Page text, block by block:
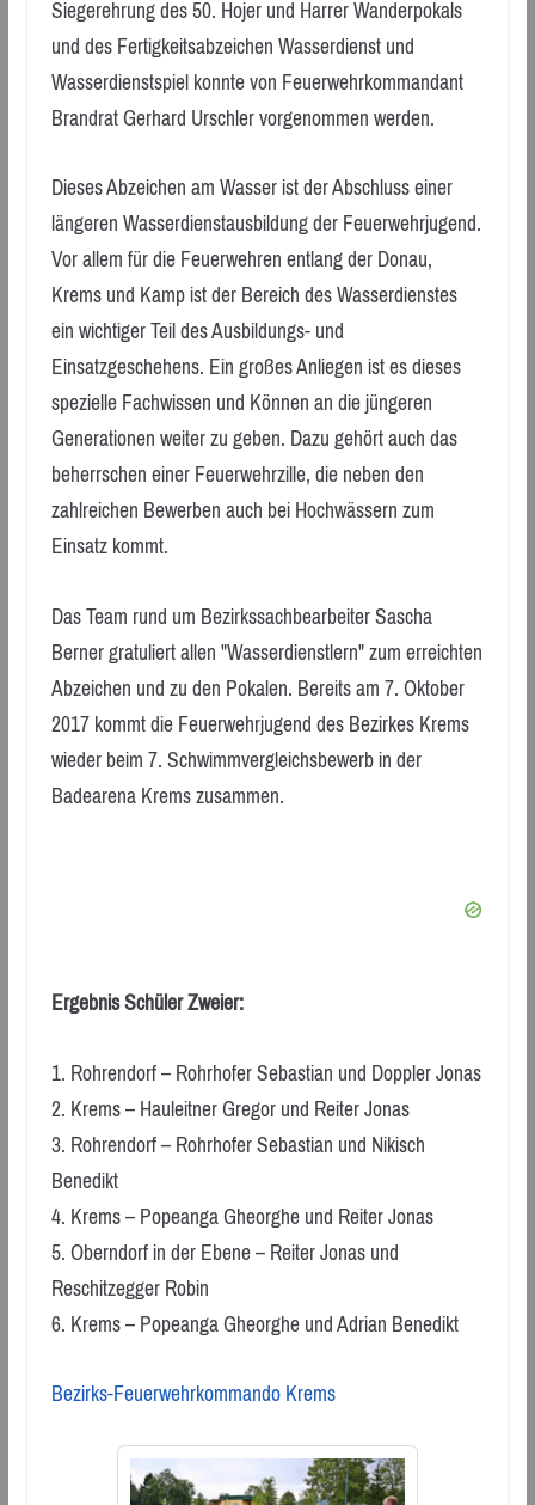
Siegerehrung des 50. Hojer und Harrer Wanderpokals
und des Fertigkeitsabzeichen Wasserdienst und
Wasserdienstspiel konnte von Feuerwehrkommandant
Brandrat Gerhard Urschler vorgenommen werden.
Dieses Abzeichen am Wasser ist der Abschluss einer
längeren Wasserdienstausbildung der Feuerwehrjugend.
Vor allem für die Feuerwehren entlang der Donau,
Krems und Kamp ist der Bereich des Wasserdienstes
ein wichtiger Teil des Ausbildungs- und
Einsatzgeschehens. Ein großes Anliegen ist es dieses
spezielle Fachwissen und Können an die jüngeren
Generationen weiter zu geben. Dazu gehört auch das
beherrschen einer Feuerwehrzille, die neben den
zahlreichen Bewerben auch bei Hochwässern zum
Einsatz kommt.
Das Team rund um Bezirkssachbearbeiter Sascha
Berner gratuliert allen "Wasserdienstlern" zum erreichten
Abzeichen und zu den Pokalen. Bereits am 7. Oktober
2017 kommt die Feuerwehrjugend des Bezirkes Krems
wieder beim 7. Schwimmvergleichsbewerb in der
Badearena Krems zusammen.
Ergebnis Schüler Zweier:
1. Rohrendorf – Rohrhofer Sebastian und Doppler Jonas
2. Krems – Hauleitner Gregor und Reiter Jonas
3. Rohrendorf – Rohrhofer Sebastian und Nikisch
Benedikt
4. Krems – Popeanga Gheorghe und Reiter Jonas
5. Oberndorf in der Ebene – Reiter Jonas und
Reschitzegger Robin
6. Krems – Popeanga Gheorghe und Adrian Benedikt
Bezirks-Feuerwehrkommando Krems